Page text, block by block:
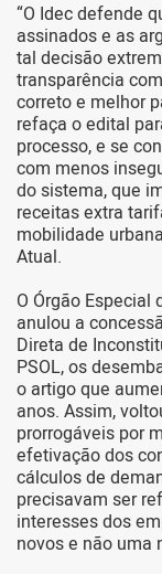
“O Idec defende
assinados e as
tal decisão
transparência
correto e melhor
refaça o edital
processo, e se
com menos
do sistema, que
receitas extra
mobilidade
Atual.
O Órgão
anulou a
Direta de
PSOL, os
o artigo que
anos. Assim,
prorrogáveis por
efetivação dos
cálculos de
precisavam ser
interesses dos
novos e não uma